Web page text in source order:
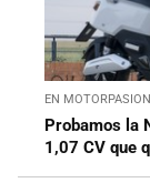
EN
Probamos la
1,07 CV que